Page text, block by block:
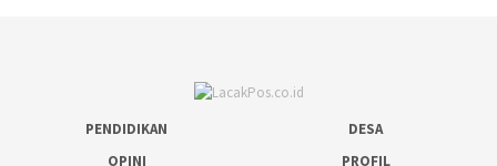
PENDIDIKAN
DESA
OPINI
PROFIL